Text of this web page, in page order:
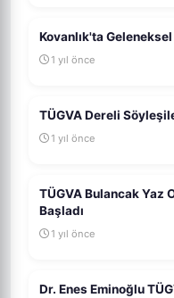
Kovanlık'ta
1 yıl önce
TÜGVA Dereli
1 yıl önce
TÜGVA Bulancak Yaz
Başladı
1 yıl önce
Dr. Enes Eminoğlu